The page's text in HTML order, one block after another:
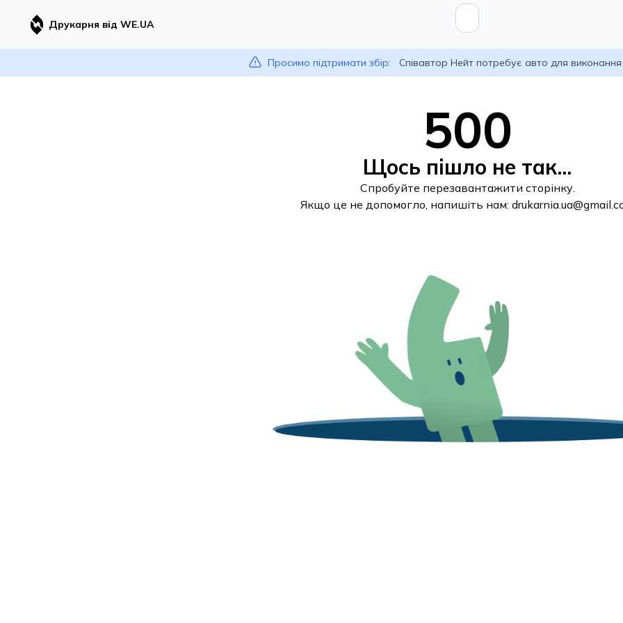
Друкарня від WE.UA
Просимо підтримати збір: Співавтор Нейт потребує авто для
500
Щось пішло не так...
Спробуйте перезавантажити сторінку.
Якщо це не допомогло, напишіть нам: